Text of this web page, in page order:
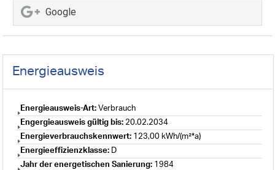
Google
Energieausweis
Energieausweis-Art: Verbrauch
Engergieausweis gültig bis: 20.02.2034
Energieverbrauchskennwert: 123,00 kWh/(m²*a)
Energieeffizienzklasse: D
Jahr der energetischen Sanierung: 1984